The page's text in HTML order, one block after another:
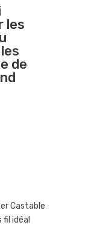
les
de
Castable
idéal